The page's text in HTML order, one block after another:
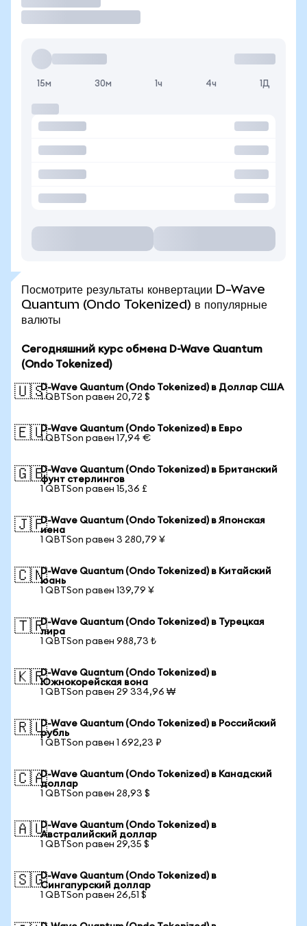
15м 30м 1ч 4ч 1Д
Посмотрите результаты конвертации D-Wave
Quantum (Ondo Tokenized) в популярные
валюты
Сегодняшний курс обмена D-Wave Quantum
(Ondo Tokenized)
🇺🇸D-Wave Quantum (Ondo Tokenized) в Доллар США
1 QBTSon равен 20,72 $
🇪🇺D-Wave Quantum (Ondo Tokenized) в Евро
1 QBTSon равен 17,94 €
🇬🇧D-Wave Quantum (Ondo Tokenized) в Британский
фунт стерлингов
1 QBTSon равен 15,36 £
🇯🇵D-Wave Quantum (Ondo Tokenized) в Японская
иена
1 QBTSon равен 3 280,79 ¥
🇨🇳D-Wave Quantum (Ondo Tokenized) в Китайский
юань
1 QBTSon равен 139,79 ¥
🇹🇷D-Wave Quantum (Ondo Tokenized) в Турецкая
лира
1 QBTSon равен 988,73 ₺
🇰🇷D-Wave Quantum (Ondo Tokenized) в
Южнокорейская вона
1 QBTSon равен 29 334,96 ₩
🇷🇺D-Wave Quantum (Ondo Tokenized) в Российский
рубль
1 QBTSon равен 1 692,23 ₽
🇨🇦D-Wave Quantum (Ondo Tokenized) в Канадский
доллар
1 QBTSon равен 28,93 $
🇦🇺D-Wave Quantum (Ondo Tokenized) в
Австралийский доллар
1 QBTSon равен 29,35 $
🇸🇬D-Wave Quantum (Ondo Tokenized) в
Сингапурский доллар
1 QBTSon равен 26,51 $